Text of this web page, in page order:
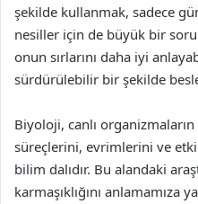
şekilde kullanmak, sadece
nesiller için de büyük bir
onun sırlarını daha iyi
sürdürülebilir bir şekilde
Biyoloji, canlı
süreçlerini, evrimlerini ve
bilim dalıdır. Bu alandaki
karmaşıklığını anlamamıza